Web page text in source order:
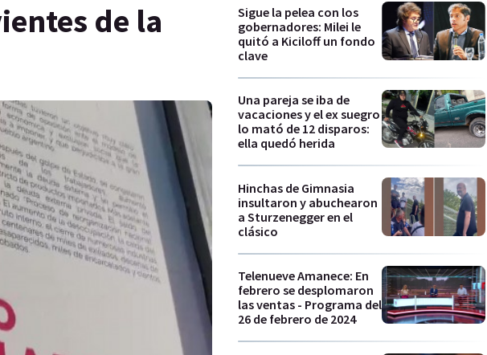
de la
Sigue la pelea con los
gobernadores: Milei le
quitó a Kiciloff un fondo
clave
Una pareja se iba de
vacaciones y el ex suegro
lo mató de 12 disparos:
ella quedó herida
Hinchas de Gimnasia
insultaron y abuchearon
a Sturzenegger en el
clásico
Telenueve Amanece: En
febrero se desplomaron
las ventas - Programa del
26 de febrero de 2024